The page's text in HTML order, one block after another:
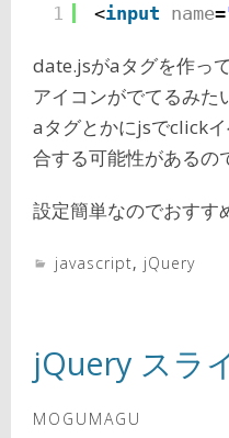
1 <input name=
date.jsがaタグを作っ
アイコンがでてるみた
aタグとかにjsでclick
合する可能性があるの
設定簡単なのでおすす
javascript, jQuery
jQuery スラ
MOGUMAGU